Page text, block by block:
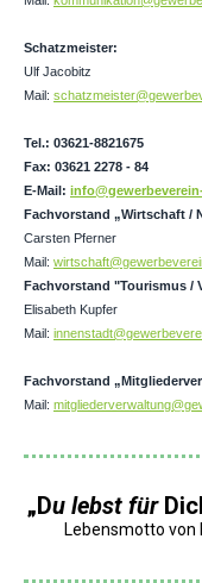
Schatzmeister:
Ulf Jacobitz
Mail:
Tel.: 03621-8821675
Fax: 03621 2278 - 84
E-Mail:
Fachvorstand „Wirtschaft /
Carsten Pferner
Mail:
Fachvorstand "Tourismus /
Elisabeth Kupfer
Mail:
Fachvorstand
Mail:
„Du lebst für
Lebensmotto von